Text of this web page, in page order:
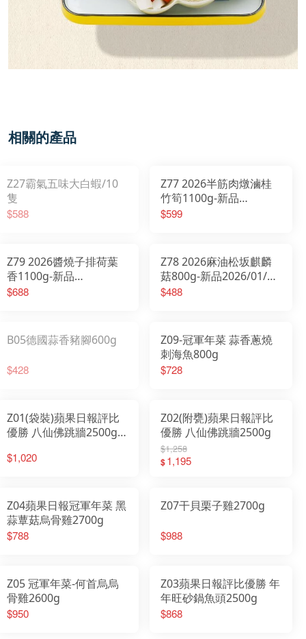
相關的產品
Z27霸氣五味大白蝦/10
隻
$588
Z77 2026半筋肉燉滷桂
竹筍1100g-新品
2026/01/20開始出貨
$599
Z79 2026醬燒子排荷葉
香1100g-新品
2026/01/20開始出貨
$688
Z78 2026麻油松坂麒麟
菇800g-新品2026/01/20
開始出貨
$488
B05德國蒜香豬腳600g
$428
Z09-冠軍年菜 蒜香蔥燒
刺海魚800g
$728
Z01(袋裝)蘋果日報評比
優勝 八仙佛跳牆2500g-
$1,020
Z02(附甕)蘋果日報評比
優勝 八仙佛跳牆2500g
$1,258
$1,195
Z04蘋果日報冠軍年菜 黑
蒜蕈菇烏骨雞2700g
$788
Z07干貝栗子雞2700g
$988
Z05 冠軍年菜-何首烏烏
骨雞2600g
$950
Z03蘋果日報評比優勝 年
年旺砂鍋魚頭2500g
$868